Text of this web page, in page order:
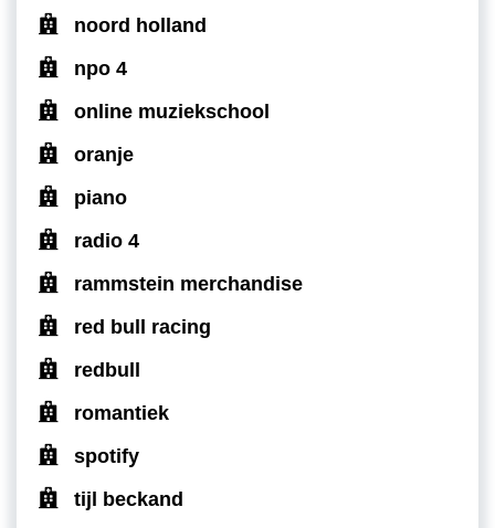
noord holland
npo 4
online muziekschool
oranje
piano
radio 4
rammstein merchandise
red bull racing
redbull
romantiek
spotify
tijl beckand